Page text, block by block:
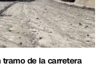
de la carretera